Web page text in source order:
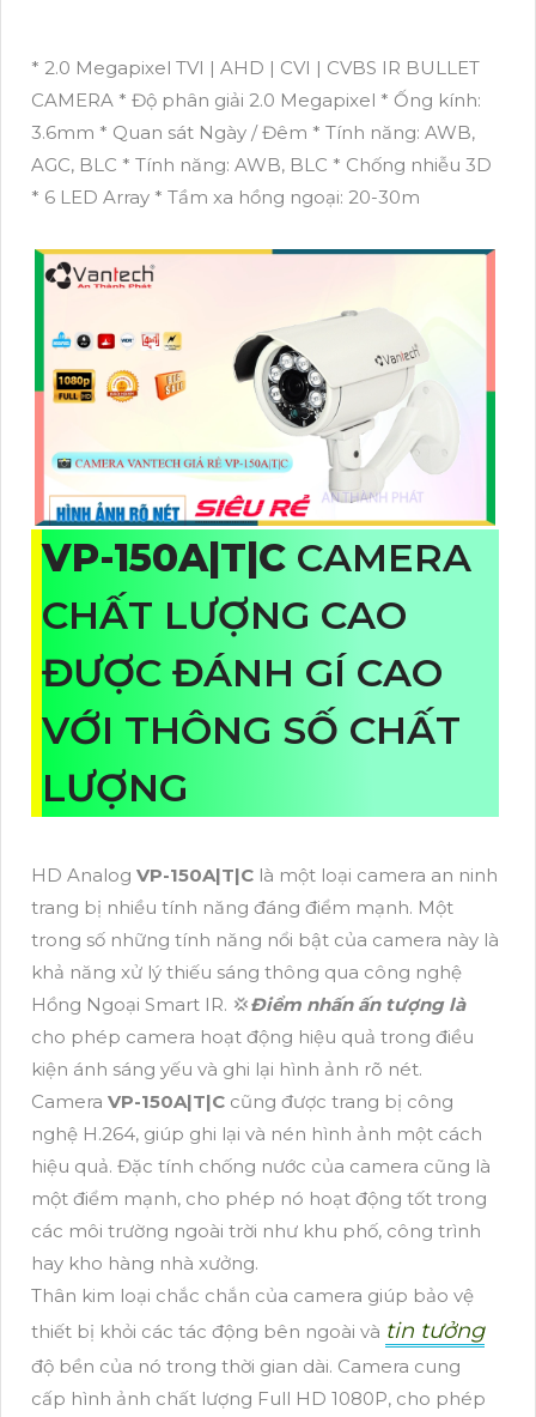
* 2.0 Megapixel TVI | AHD | CVI | CVBS IR BULLET
CAMERA * Độ phân giải 2.0 Megapixel * Ống kính:
3.6mm * Quan sát Ngày / Đêm * Tính năng: AWB,
AGC, BLC * Tính năng: AWB, BLC * Chống nhiễu 3D
* 6 LED Array * Tầm xa hồng ngoại: 20-30m
VP-150A|T|C CAMERA
CHẤT LƯỢNG CAO
ĐƯỢC ĐÁNH GÍ CAO
VỚI THÔNG SỐ CHẤT
LƯỢNG
HD Analog VP-150A|T|C là một loại camera an ninh
trang bị nhiều tính năng đáng điểm mạnh. Một
trong số những tính năng nổi bật của camera này là
khả năng xử lý thiếu sáng thông qua công nghệ
Hồng Ngoại Smart IR. 💢Điểm nhấn ấn tượng là
cho phép camera hoạt động hiệu quả trong điều
kiện ánh sáng yếu và ghi lại hình ảnh rõ nét.
Camera VP-150A|T|C cũng được trang bị công
nghệ H.264, giúp ghi lại và nén hình ảnh một cách
hiệu quả. Đặc tính chống nước của camera cũng là
một điểm mạnh, cho phép nó hoạt động tốt trong
các môi trường ngoài trời như khu phố, công trình
hay kho hàng nhà xưởng.
Thân kim loại chắc chắn của camera giúp bảo vệ
thiết bị khỏi các tác động bên ngoài và tin tưởng
độ bền của nó trong thời gian dài. Camera cung
cấp hình ảnh chất lượng Full HD 1080P, cho phép